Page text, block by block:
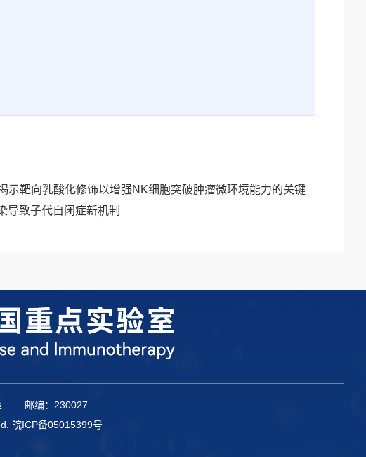
示靶向乳酸化修饰以增强NK细胞突破肿瘤微环境能力的关键
导致子代自闭症新机制
邮编：230027
皖ICP备05015399号